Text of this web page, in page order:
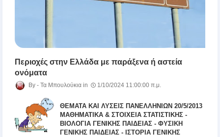
Περιοχές στην Ελλάδα με παράξενα ή αστεία
ονόματα
Τα Μπουλούκια 1/10/2024 11:00:00 π.μ.
ΘΕΜΑΤΑ ΚΑΙ ΛΥΣΕΙΣ ΠΑΝΕΛΛΗΝΙΩΝ 20/5/2013
ΜΑΘΗΜΑΤΙΚΑ & ΣΤΟΙΧΕΙΑ ΣΤΑΤΙΣΤΙΚΗΣ -
ΒΙΟΛΟΓΙΑ ΓΕΝΙΚΗΣ ΠΑΙΔΕΙΑΣ - ΦΥΣΙΚΗ
ΓΕΝΙΚΗΣ ΠΑΙΔΕΙΑΣ - ΙΣΤΟΡΙΑ ΓΕΝΙΚΗΣ